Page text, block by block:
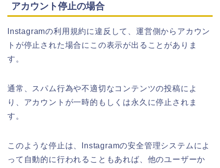
アカウント停止の場合
Instagramの利用規約に違反して、運営側からアカウン
トが停止された場合にこの表示が出ることがありま
す。
通常、スパム行為や不適切なコンテンツの投稿によ
り、アカウントが一時的もしくは永久に停止されま
す。
このような停止は、Instagramの安全管理システムによ
って自動的に行われることもあれば、他のユーザーか